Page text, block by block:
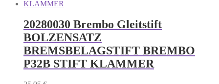
20280030 Brembo Gleitstift
BOLZENSATZ
BREMSBELAGSTIFT BREMBO
P32B STIFT KLAMMER